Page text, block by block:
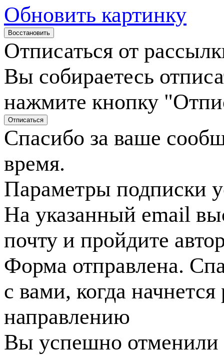
Обновить картинку
Отписаться от
Вы собираетесь
нажмите кнопку
Спасибо за ваше
время.
Параметры подписки
На указанный email
почту и пройдите
Форма отправлена.
с вами, когда
направлению
Вы успешно отменили